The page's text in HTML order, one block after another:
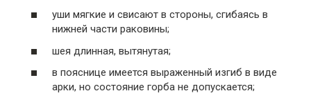
уши мягкие и свисают в стороны, сгибаясь в
нижней части раковины;
шея длинная, вытянутая;
в пояснице имеется выраженный изгиб в виде
арки, но состояние горба не допускается;